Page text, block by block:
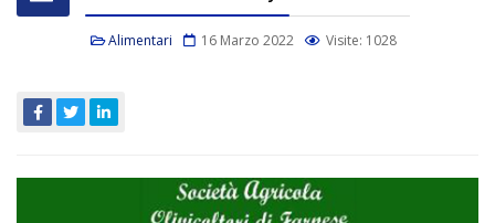
Alimentari 16 Marzo 2022 Visite: 1028